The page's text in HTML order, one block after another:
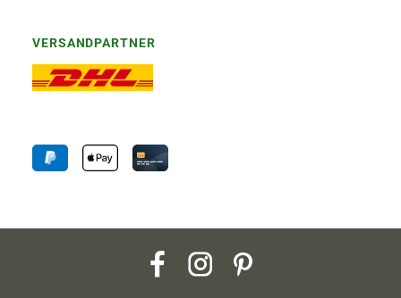
VERSANDPARTNER